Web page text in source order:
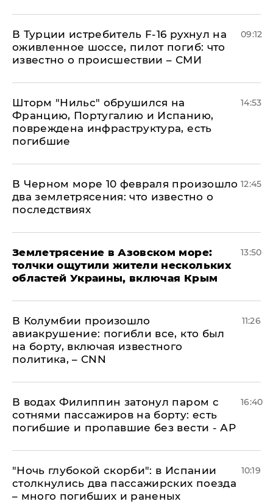
В Турции истребитель F-16 рухнул на
оживленное шоссе, пилот погиб: что
известно о происшествии – СМИ
09:12
Шторм "Нильс" обрушился на
Францию, Португалию и Испанию,
повреждена инфраструктура, есть
погибшие
14:53
В Черном море 10 февраля произошло
два землетрясения: что известно о
последствиях
12:45
Землетрясение в Азовском море:
толчки ощутили жители нескольких
областей Украины, включая Крым
13:50
В Колумбии произошло
авиакрушение: погибли все, кто был
на борту, включая известного
политика, – CNN
11:26
В водах Филиппин затонул паром с
сотнями пассажиров на борту: есть
погибшие и пропавшие без вести - АР
16:40
"Ночь глубокой скорби": в Испании
столкнулись два пассажирских поезда
– много погибших и раненых
10:19